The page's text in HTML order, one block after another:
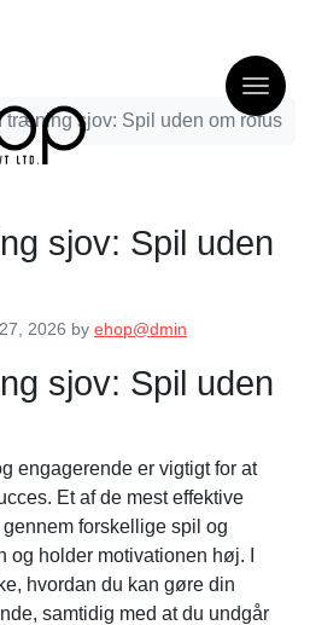
træning sjov: Spil uden om rofus
sjov: Spil uden
2026 by ehop@dmin
sjov: Spil uden
engagerende er vigtigt for at
Et af de mest effektive
forskellige spil og
og holder motivationen høj. I
hvordan du kan gøre din
samtidig med at du undgår